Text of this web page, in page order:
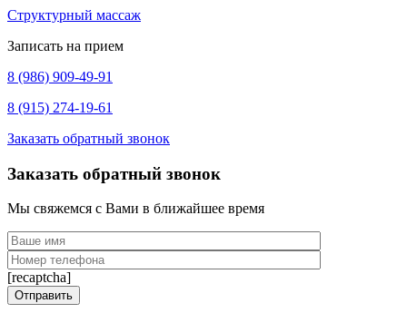
Структурный массаж
Записать на прием
8 (986) 909-49-91
8 (915) 274-19-61
Заказать обратный звонок
Заказать обратный звонок
Мы свяжемся с Вами в ближайшее время
[recaptcha]